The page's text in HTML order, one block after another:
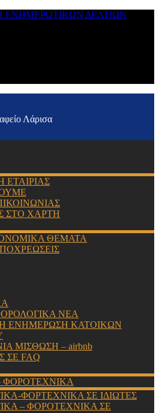
ΕΝΗΜΕΡΩΤΙΚΩΝ ΔΕΛΤΙΩΝ
Λάρισα
ΕΤΑΙΡΙΑΣ
ΣΤΟ ΧΑΡΤΗ
ΘΕΜΑΤΑ
ΝΕΑ
ΕΝΗΜΕΡΩΣΗ ΚΑΤΟΙΚΩΝ
ΜΙΣΘΩΣΗ – airbnb
ΣΕ FAQ
ΦΟΡΟΤΕΧΝΙΚΑ
ΦΟΡΤΕΧΝΙΚΑ ΣΕ ΙΔΙΩΤΕΣ
– ΦΟΡΟΤΕΧΝΙΚΑ ΣΕ